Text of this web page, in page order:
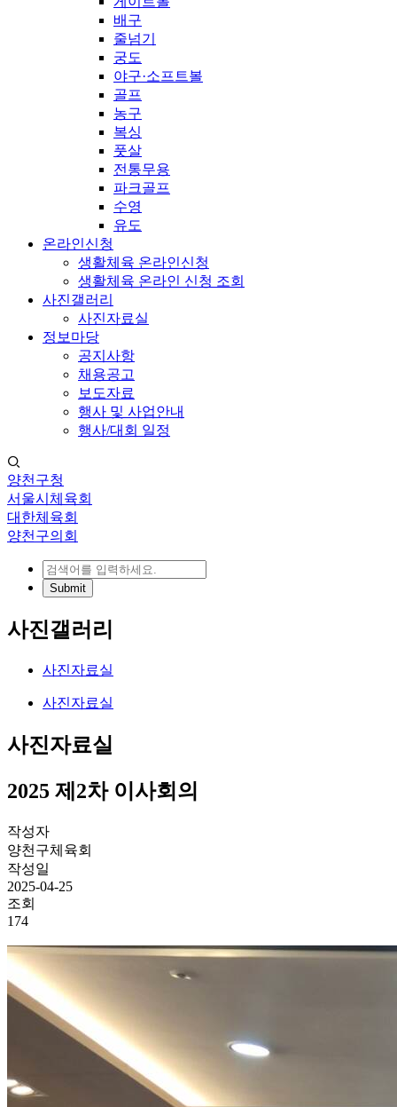
배구
줄넘기
궁도
야구·소프트볼
골프
농구
복싱
풋살
전통무용
파크골프
수영
유도
온라인신청
생활체육 온라인신청
생활체육 온라인 신청 조회
사진갤러리
사진자료실
정보마당
공지사항
채용공고
보도자료
행사 및 사업안내
행사/대회 일정
양천구청
서울시체육회
대한체육회
양천구의회
사진갤러리
사진자료실
사진자료실
사진자료실
2025 제2차 이사회의
작성자
양천구체육회
작성일
2025-04-25
조회
174